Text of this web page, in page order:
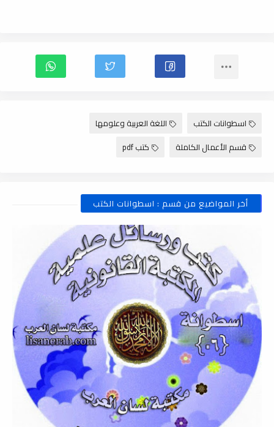
اسطوانات الكتب
اللغة العربية وعلومها
قسم الأعمال الكاملة
كتب pdf
أخر المواضيع من قسم : اسطوانات الكتب